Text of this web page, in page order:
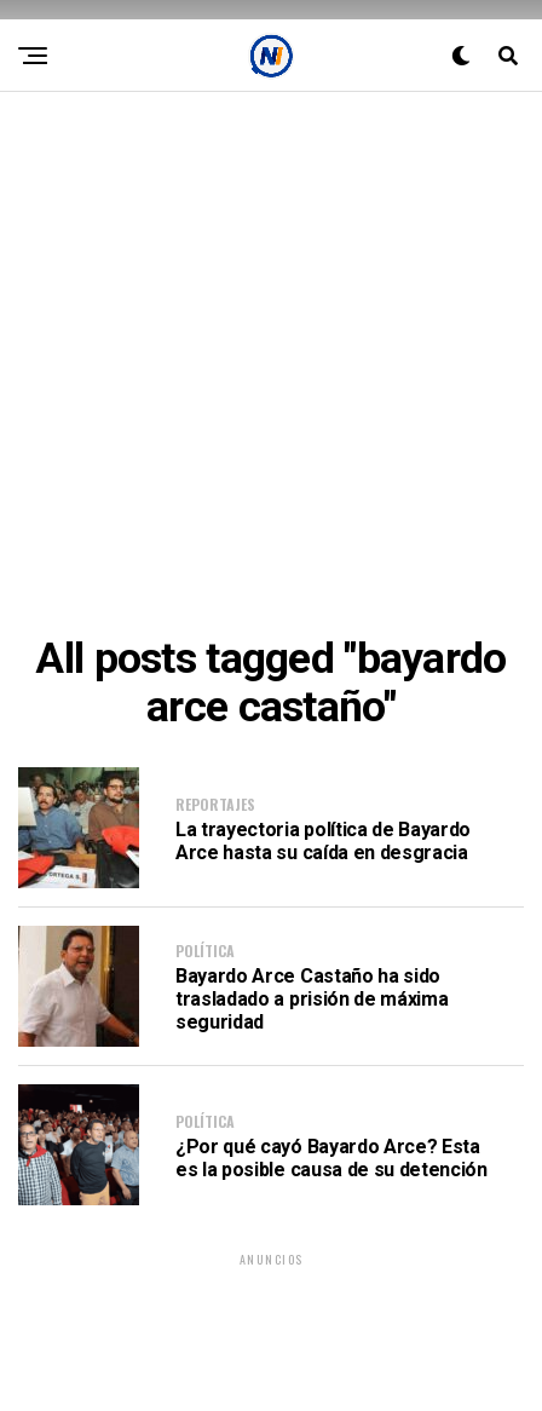
All posts tagged "bayardo
arce castaño"
REPORTAJES
La trayectoria política de Bayardo
Arce hasta su caída en desgracia
POLÍTICA
Bayardo Arce Castaño ha sido
trasladado a prisión de máxima
seguridad
POLÍTICA
¿Por qué cayó Bayardo Arce? Esta
es la posible causa de su detención
ANUNCIOS